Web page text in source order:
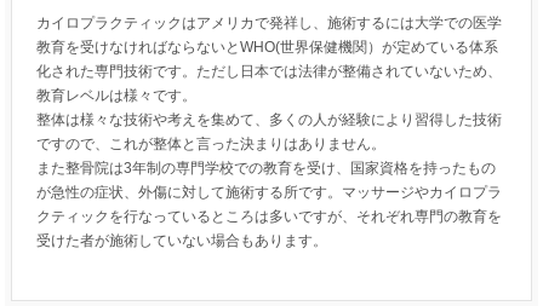
カイロプラクティックはアメリカで発祥し、施術するには大学での医学
教育を受けなければならないとWHO(世界保健機関）が定めている体系
化された専門技術です。ただし日本では法律が整備されていないため、
教育レベルは様々です。
整体は様々な技術や考えを集めて、多くの人が経験により習得した技術
ですので、これが整体と言った決まりはありません。
また整骨院は3年制の専門学校での教育を受け、国家資格を持ったもの
が急性の症状、外傷に対して施術する所です。マッサージやカイロプラ
クティックを行なっているところは多いですが、それぞれ専門の教育を
受けた者が施術していない場合もあります。